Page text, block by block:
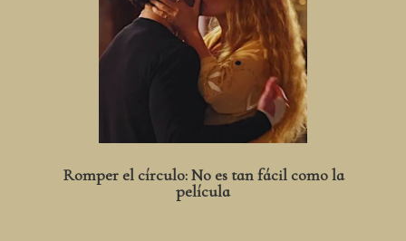
Romper el círculo: No es tan fácil como la
película